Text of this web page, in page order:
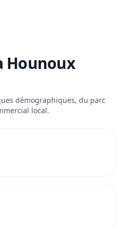
Hounoux
démographiques, du parc
local.